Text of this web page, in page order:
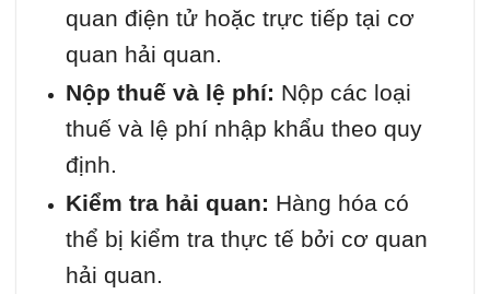
quan điện tử hoặc trực tiếp tại cơ
quan hải quan.
Nộp thuế và lệ phí: Nộp các loại
thuế và lệ phí nhập khẩu theo quy
định.
Kiểm tra hải quan: Hàng hóa có
thể bị kiểm tra thực tế bởi cơ quan
hải quan.